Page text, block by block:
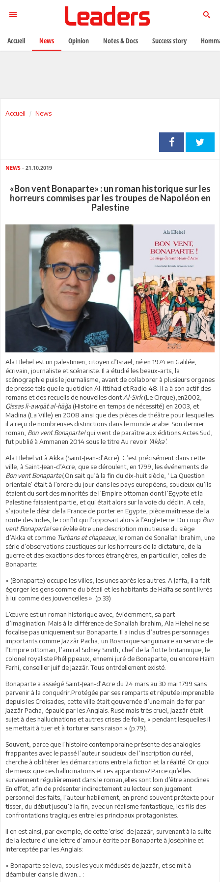
Accueil News
NEWS - 21.10.2019
«Bon vent Bonaparte» : un roman historique sur les
horreurs commises par les troupes de Napoléon en
Palestine
Ala Hlehel est un palestinien, citoyen d’Israël, né en 1974 en Galilée,
écrivain, journaliste et scénariste. Il a étudié les beaux-arts, la
scénographie puis le journalisme, avant de collaborer à plusieurs organes
de presse tels que le quotidien Al-Ittihad et Radio 48. Il a à son actif des
romans et des recueils de nouvelles dontAl-Sirk(Le Cirque),en2002,
Qissas li-awqāt al-hāğa (Histoire en temps de nécessité) en 2003, et
Madina (La Ville) en 2008 ainsi que des pièces de théâtre pour lesquelles
il a reçu de nombreuses distinctions dans le monde arabe. Son dernier
roman, Bon vent Bonaparte!qui vient de paraître aux éditions Actes Sud,
fut publié à Ammanen 2014 sous le titre Au revoir ‘Akka’.
Ala Hlehel vit à Akka (Saint-Jean-d'Acre). C’est précisément dans cette
ville, à Saint-Jean-d’Acre, que se déroulent, en 1799, les événements de
Bon vent Bonaparte!,On sait qu’à la fin du dix-huit siècle, ‘ La Question
orientale’ était à l’ordre du jour dans les pays européens, soucieux qu’ils
étaient du sort des minorités de l’Empire ottoman dont l’Egypte et la
Palestine faisaient partie, et qui était alors sur la voie du déclin. A cela,
s’ajoute le désir de la France de porter en Egypte, pièce maîtresse de la
route des Indes, le conflit qui l’opposait alors à l’Angleterre. Du coup Bon
vent Bonaparte!se révèle être une description minutieuse du siège
d’Akka et comme Turbans et chapeaux, le roman de Sonallah Ibrahim, une
série d’observations caustiques sur les horreurs de la dictature, de la
guerre et des exactions des forces étrangères, en particulier, celles de
Bonaparte:
« (Bonaparte) occupe les villes, les unes après les autres. A Jaffa, il a fait
égorger les gens comme du bétail et les habitants de Haïfa se sont livrés
à lui comme des jouvencelles ». (p.33)
L’œuvre est un roman historique avec, évidemment, sa part
d’imagination. Mais à la différence de Sonallah Ibrahim, Ala Hlehel ne se
focalise pas uniquement sur Bonaparte. Il a inclus d’autres personnages
importants comme Jazzâr Pacha, un Bosniaque sanguinaire au service de
l’Empire ottoman, l’amiral Sidney Smith, chef de la flotte britannique, le
colonel royaliste Phélippeaux, ennemi juré de Bonaparte, ou encore Haïm
Farhi, conseiller juif de Jazzâr. Tous ontréellement existé.
Bonaparte a assiégé Saint-Jean-d'Acre du 24 mars au 30 mai 1799 sans
parvenir à la conquérir.Protégée par ses remparts et réputée imprenable
depuis les Croisades, cette ville était gouvernée d’une main de fer par
Jazzâr Pacha, épaulé par les Anglais. Rusé mais très cruel, Jazzâr était
sujet à des hallucinations et autres crises de folie, « pendant lesquelles il
se mettait à tuer et à torturer sans raison » (p.79).
Souvent, parce que l’histoire contemporaine présente des analogies
frappantes avec le passé l’auteur soucieux de l’inscription du réel,
cherche à oblitérer les démarcations entre la fiction et la réalité. Or quoi
de mieux que ces hallucinations et ces apparitions? Parce qu’elles
surviennent régulièrement dans le roman,elles sont loin d’être anodines.
En effet, afin de présenter indirectement au lecteur son jugement
personnel des faits, l’auteur habilement, en prend souvent prétexte pour
tisser, du début jusqu’à la fin, avec un réalisme fantastique, les fils des
confrontations tragiques entre les principaux protagonistes.
Il en est ainsi, par exemple, de cette ‘crise’ de Jazzâr, survenant à la suite
de la lecture d’une lettre d’amour écrite par Bonaparte à Joséphine et
interceptée par les Anglais:
« Bonaparte se leva, sous les yeux médusés de Jazzâr, et se mit à
déambuler dans le diwan… :
Accueil News Opinion Notes & Docs Success story